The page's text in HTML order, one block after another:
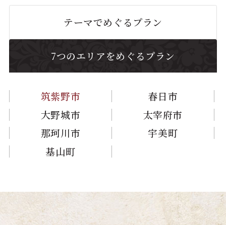
テーマでめぐるプラン
7つのエリアをめぐるプラン
筑紫野市
春日市
大野城市
太宰府市
那珂川市
宇美町
基山町